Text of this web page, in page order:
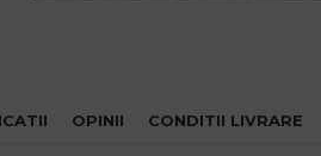
OPINII CONDITII LIVRARE